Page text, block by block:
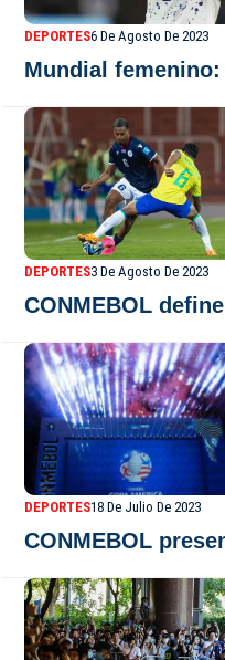
DEPORTES6 De Agosto De 2023
Mundial
DEPORTES3 De Agosto De 2023
CONMEBOL
DEPORTES18 De Julio De 2023
CONMEBOL